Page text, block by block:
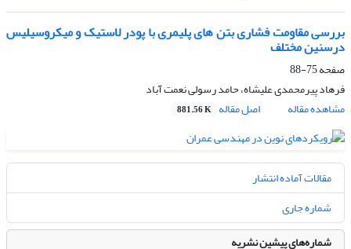
بررسی مقاومت فشاری بتن های پلیمری با پودر لاستیک و میکروسیلیس
درسنین مختلف
صفحه75-88
فرهاد پیرمحمدی علیشاه، حامد رسولی نعمت آباد
مشاهده مقاله
اصل مقاله 881.56 K
مقالات آماده انتشار
شماره جاری
شماره‌های پیشین نشریه